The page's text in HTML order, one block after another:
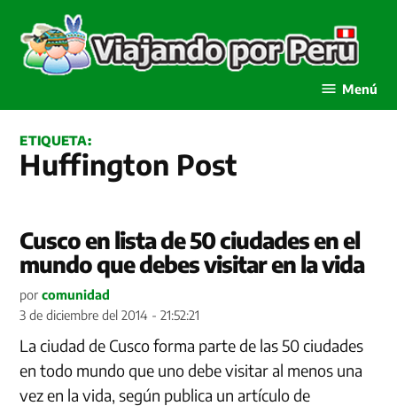
contenido
Menú
ETIQUETA:
Huffington Post
Cusco en lista de 50 ciudades en el
mundo que debes visitar en la vida
por comunidad
3 de diciembre del 2014 - 21:52:21
La ciudad de Cusco forma parte de las 50 ciudades
en todo mundo que uno debe visitar al menos una
vez en la vida, según publica un artículo de